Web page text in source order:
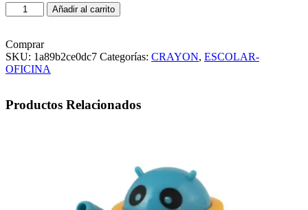
CRAYON
DE
PRIMAVERA
12
COL
NIÑA
Añadir al carrito
Comprar
SKU: 1a89b2ce0dc7 Categorías: CRAYON, ESCOLAR-
OFICINA
Productos Relacionados